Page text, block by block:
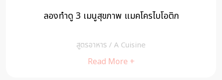
ลอยแก้ว หวานเย็นไทยทลายพุง
Clips/cheewajitmedia
Read More +